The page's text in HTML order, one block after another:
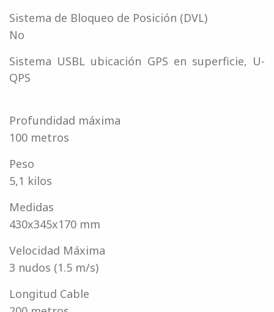
Sistema de Bloqueo de Posición (DVL)
No
Sistema USBL ubicación GPS en superficie, U-
QPS
Profundidad máxima
100 metros
Peso
5,1 kilos
Medidas
430x345x170 mm
Velocidad Máxima
3 nudos (1.5 m/s)
Longitud Cable